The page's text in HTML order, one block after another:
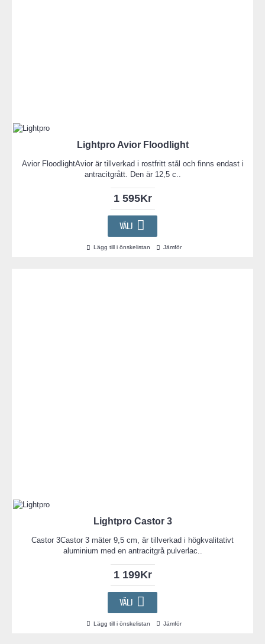
Lightpro Avior Floodlight
Avior FloodlightAvior är tillverkad i rostfritt stål och finns endast i
antracitgrått. Den är 12,5 c..
1 595Kr
VÄLJ
Lägg till i önskelistan Jämför
Lightpro Castor 3
Castor 3Castor 3 mäter 9,5 cm, är tillverkad i högkvalitativt
aluminium med en antracitgrå pulverlac..
1 199Kr
VÄLJ
Lägg till i önskelistan Jämför